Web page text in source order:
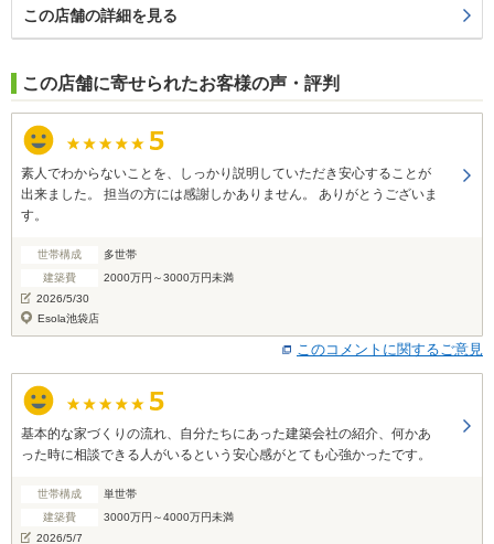
この店舗の詳細を見る
この店舗に寄せられたお客様の声・評判
素人でわからないことを、しっかり説明していただき安心することが
出来ました。 担当の方には感謝しかありません。 ありがとうございま
す。
世帯構成
多世帯
建築費
2000万円～3000万円未満
2026/5/30
Esola池袋店
このコメントに関するご意見
基本的な家づくりの流れ、自分たちにあった建築会社の紹介、何かあ
った時に相談できる人がいるという安心感がとても心強かったです。
世帯構成
単世帯
建築費
3000万円～4000万円未満
2026/5/7